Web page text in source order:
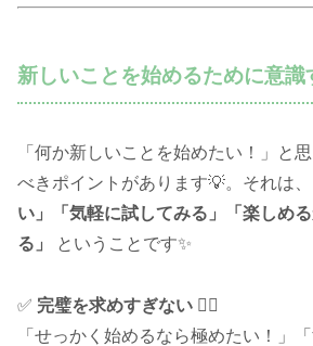
新しいことを始めるために意識
「何か新しいことを始めたい！」と
べきポイントがあります💡。それは、
い」「気軽に試してみる」「楽しめ
る」
ということです✨
✅ 完璧を求めすぎない 🤹‍♂️
「せっかく始めるなら極めたい！」